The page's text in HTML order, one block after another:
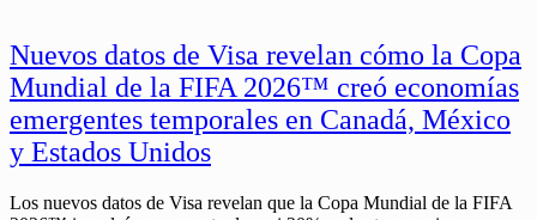
Nuevos datos de Visa revelan cómo la Copa
Mundial de la FIFA 2026™ creó economías
emergentes temporales en Canadá, México
y Estados Unidos
Los nuevos datos de Visa revelan que la Copa Mundial de la FIFA